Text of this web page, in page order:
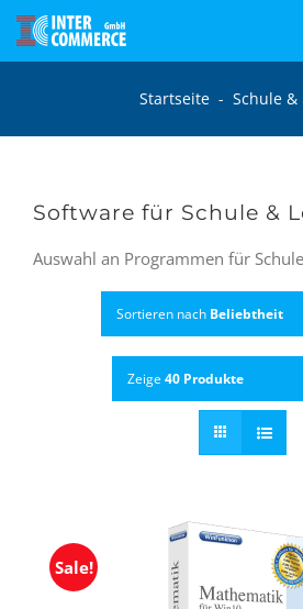
Zum
Inhalt
Hörbücher
Startseite- Schule &
Software für Schule &
Auswahl an Programmen für
Sortieren nach Beliebtheit
Zeige 40 Produkte
Sale!